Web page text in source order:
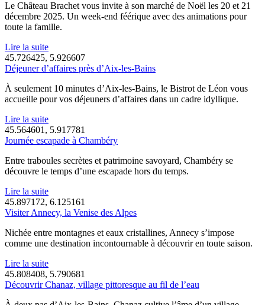
Le Château Brachet vous invite à son marché de Noël les 20 et 21
décembre 2025. Un week-end féérique avec des animations pour
toute la famille.
Lire la suite
45.726425, 5.926607
Déjeuner d’affaires près d’Aix-les-Bains
À seulement 10 minutes d’Aix-les-Bains, le Bistrot de Léon vous
accueille pour vos déjeuners d’affaires dans un cadre idyllique.
Lire la suite
45.564601, 5.917781
Journée escapade à Chambéry
Entre traboules secrètes et patrimoine savoyard, Chambéry se
découvre le temps d’une escapade hors du temps.
Lire la suite
45.897172, 6.125161
Visiter Annecy, la Venise des Alpes
Nichée entre montagnes et eaux cristallines, Annecy s’impose
comme une destination incontournable à découvrir en toute saison.
Lire la suite
45.808408, 5.790681
Découvrir Chanaz, village pittoresque au fil de l’eau